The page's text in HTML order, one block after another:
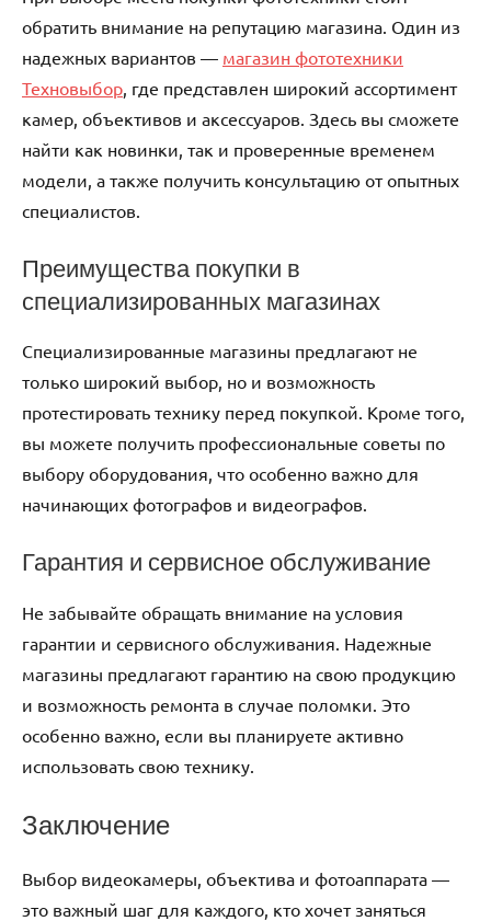
обратить внимание на репутацию магазина. Один из
надежных вариантов — магазин фототехники
Техновыбор , где представлен широкий ассортимент
камер, объективов и аксессуаров. Здесь вы сможете
найти как новинки, так и проверенные временем
модели, а также получить консультацию от опытных
специалистов.
Преимущества покупки в
специализированных магазинах
Специализированные магазины предлагают не
только широкий выбор, но и возможность
протестировать технику перед покупкой. Кроме того,
вы можете получить профессиональные советы по
выбору оборудования, что особенно важно для
начинающих фотографов и видеографов.
Гарантия и сервисное обслуживание
Не забывайте обращать внимание на условия
гарантии и сервисного обслуживания. Надежные
магазины предлагают гарантию на свою продукцию
и возможность ремонта в случае поломки. Это
особенно важно, если вы планируете активно
использовать свою технику.
Заключение
Выбор видеокамеры, объектива и фотоаппарата —
это важный шаг для каждого, кто хочет заняться